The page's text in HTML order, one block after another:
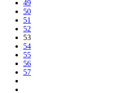
49
50
51
52
53
54
55
56
57